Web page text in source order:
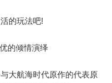
的玩法吧!
的倾情演绎
大航海时代原作的代表原